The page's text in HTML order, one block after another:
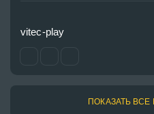
vitec-play
ПОКАЗАТЬ